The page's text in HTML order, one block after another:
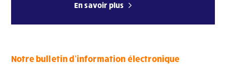
En savoir plus
Notre bulletin d'information électronique